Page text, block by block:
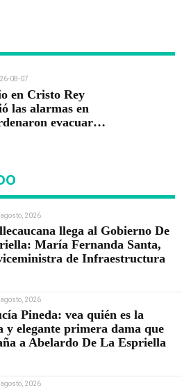
08-07
en Cristo Rey
las alarmas en
evacuar
2026
llega al Gobierno De
María Fernanda Santa,
de Infraestructura
2026
Pineda: vea quién es la
y elegante primera dama que
a Abelardo De La Espriella
2026